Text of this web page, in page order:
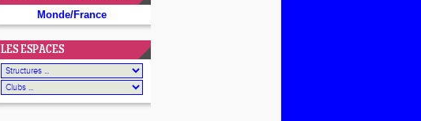
Monde/France
LES ESPACES